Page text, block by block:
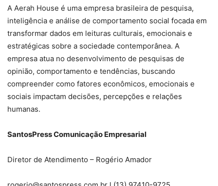
A Aerah House é uma empresa brasileira de pesquisa,
inteligência e análise de comportamento social focada em
transformar dados em leituras culturais, emocionais e
estratégicas sobre a sociedade contemporânea. A
empresa atua no desenvolvimento de pesquisas de
opinião, comportamento e tendências, buscando
compreender como fatores econômicos, emocionais e
sociais impactam decisões, percepções e relações
humanas.
SantosPress Comunicação Empresarial
Diretor de Atendimento – Rogério Amador